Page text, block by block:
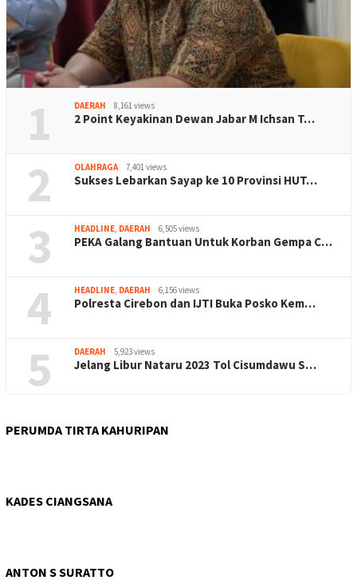
1 DAERAH 8,161 views
2 Point Keyakinan Dewan Jabar M Ichsan T…
2 OLAHRAGA 7,401 views
Sukses Lebarkan Sayap ke 10 Provinsi HUT…
3 HEADLINE, DAERAH 6,505 views
PEKA Galang Bantuan Untuk Korban Gempa C…
4 HEADLINE, DAERAH 6,156 views
Polresta Cirebon dan IJTI Buka Posko Kem…
5 DAERAH 5,923 views
Jelang Libur Nataru 2023 Tol Cisumdawu S…
PERUMDA TIRTA KAHURIPAN
KADES CIANGSANA
ANTON S SURATTO